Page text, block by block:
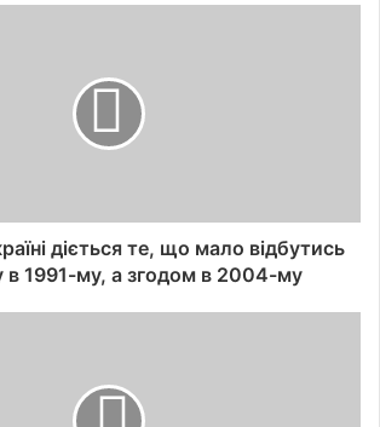
діється те, що мало відбутись
в 1991-му, а згодом в 2004-му